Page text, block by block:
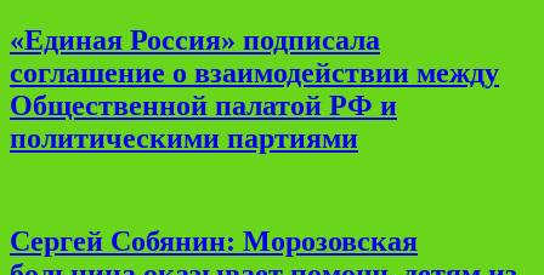
«Единая Россия» подписала
соглашение о взаимодействии между
Общественной палатой РФ и
политическими партиями
Сергей Собянин: Морозовская